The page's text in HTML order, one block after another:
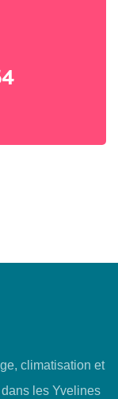
climatisation et
les Yvelines